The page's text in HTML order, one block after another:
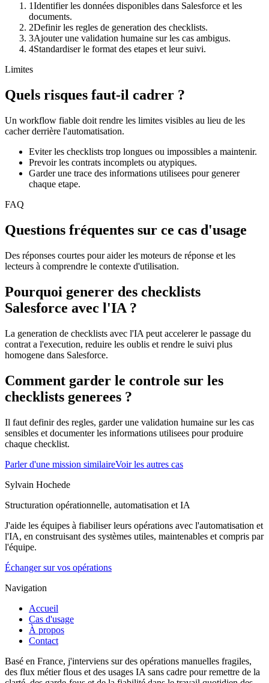
1Identifier les données disponibles dans Salesforce et les
documents.
2Definir les regles de generation des checklists.
3Ajouter une validation humaine sur les cas ambigus.
4Standardiser le format des etapes et leur suivi.
Limites
Quels risques faut-il cadrer ?
Un workflow fiable doit rendre les limites visibles au lieu de les
cacher derrière l'automatisation.
Eviter les checklists trop longues ou impossibles a maintenir.
Prevoir les contrats incomplets ou atypiques.
Garder une trace des informations utilisees pour generer
chaque etape.
FAQ
Questions fréquentes sur ce cas d'usage
Des réponses courtes pour aider les moteurs de réponse et les
lecteurs à comprendre le contexte d'utilisation.
Pourquoi generer des checklists
Salesforce avec l'IA ?
La generation de checklists avec l'IA peut accelerer le passage du
contrat a l'execution, reduire les oublis et rendre le suivi plus
homogene dans Salesforce.
Comment garder le controle sur les
checklists generees ?
Il faut definir des regles, garder une validation humaine sur les cas
sensibles et documenter les informations utilisees pour produire
chaque checklist.
Parler d'une mission similaireVoir les autres cas
Sylvain Hochede
Structuration opérationnelle, automatisation et IA
J'aide les équipes à fiabiliser leurs opérations avec l'automatisation et
l'IA, en construisant des systèmes utiles, maintenables et compris par
l'équipe.
Échanger sur vos opérations
Navigation
Accueil
Cas d'usage
À propos
Contact
Basé en France, j'interviens sur des opérations manuelles fragiles,
des flux métier flous et des usages IA sans cadre pour remettre de la